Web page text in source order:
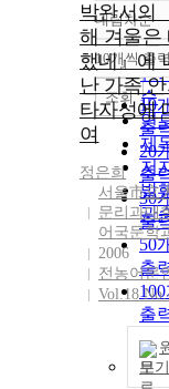
정
순
인
순
연
제
저
발
관
내림차순
내
10개씩 출
10
출
20
출
30
출
50
출
출
조회
박완서의
해 겨울은
했네』에
난 가족
타자성에
여
정은희
서울市立
문리과대
어국문학
2006
전농어문
Vol.18
보기